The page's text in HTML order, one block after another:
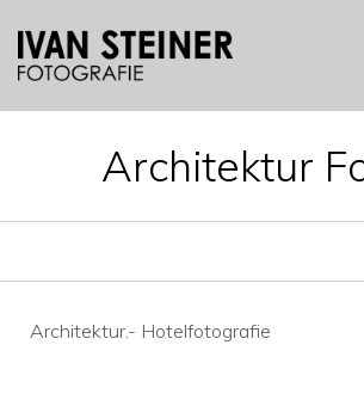
Architektur
Beitragsnavigation
Architektur.- Hotelfotografie